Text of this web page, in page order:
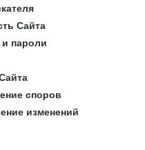
Сайта
пароли
споров
изменений